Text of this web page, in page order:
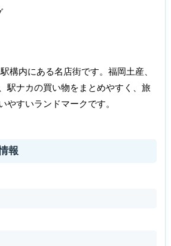
構内にある名店街です。福岡土産、
駅ナカの買い物をまとめやすく、旅
やすいランドマークです。
報